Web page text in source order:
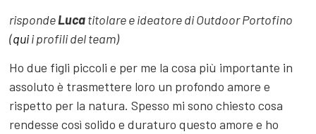
rispondeLucatitolare e ideatore di Outdoor Portofino
(quii profili del team)
Ho due figli piccoli e per me la cosa più importante in
assoluto è trasmettere loro un profondo amore e
rispetto per la natura. Spesso mi sono chiesto cosa
rendesse così solido e duraturo questo amore e ho